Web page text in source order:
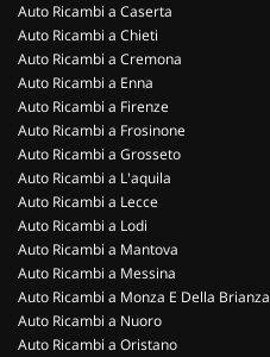
Auto Ricambi a Caserta
Auto Ricambi a Chieti
Auto Ricambi a Cremona
Auto Ricambi a Enna
Auto Ricambi a Firenze
Auto Ricambi a Frosinone
Auto Ricambi a Grosseto
Auto Ricambi a L'aquila
Auto Ricambi a Lecce
Auto Ricambi a Lodi
Auto Ricambi a Mantova
Auto Ricambi a Messina
Auto Ricambi a Monza E Della Brianza
Auto Ricambi a Nuoro
Auto Ricambi a Oristano